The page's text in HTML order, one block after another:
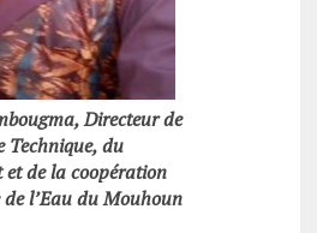
Directeur de
Technique, du
de la coopération
de l’Eau du Mouhoun